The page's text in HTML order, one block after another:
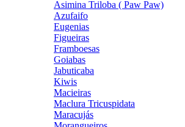
Asimina Triloba ( Paw Paw)
Azufaifo
Eugenias
Figueiras
Framboesas
Goiabas
Jabuticaba
Kiwis
Macieiras
Maclura Tricuspidata
Maracujás